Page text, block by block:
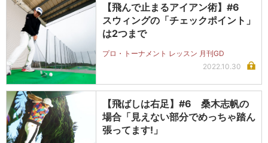
【飛んで止まるアイアン術】#6
スウィングの「チェックポイント」
は2つまで
プロ・トーナメント レッスン 月刊GD
2022.10.30
【飛ばしは右足】#6 桑木志帆の
場合「見えない部分でめっちゃ踏ん
張ってます!」